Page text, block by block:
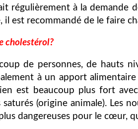
régulièrement à la demande
il est recommandé de le faire
cholestérol?
de personnes, de hauts
à un apport
est beaucoup plus fort
saturés (origine animale). Les
dangereuses pour le cœur,